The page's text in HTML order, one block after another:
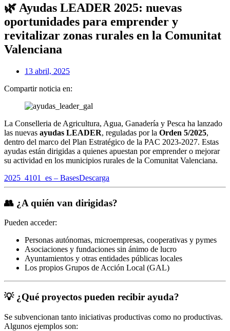
🌿 Ayudas LEADER 2025: nuevas
oportunidades para emprender y
revitalizar zonas rurales en la Comunitat
Valenciana
13 abril, 2025
Compartir noticia en:
La Conselleria de Agricultura, Agua, Ganadería y Pesca ha lanzado
las nuevas ayudas LEADER, reguladas por la Orden 5/2025,
dentro del marco del Plan Estratégico de la PAC 2023-2027. Estas
ayudas están dirigidas a quienes apuestan por emprender o mejorar
su actividad en los municipios rurales de la Comunitat Valenciana.
2025_4101_es – BasesDescarga
👥 ¿A quién van dirigidas?
Pueden acceder:
Personas autónomas, microempresas, cooperativas y pymes
Asociaciones y fundaciones sin ánimo de lucro
Ayuntamientos y otras entidades públicas locales
Los propios Grupos de Acción Local (GAL)
💡 ¿Qué proyectos pueden recibir ayuda?
Se subvencionan tanto iniciativas productivas como no productivas.
Algunos ejemplos son: